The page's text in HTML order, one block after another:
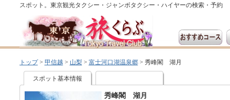
スポット。東京観光タクシー・ジャンボタクシー・ハイヤーの検索・予約
トップ> 甲信越 > 山梨> 富士河口湖温泉郷> 秀峰閣 湖月
スポット基本情報
秀峰閣 湖月